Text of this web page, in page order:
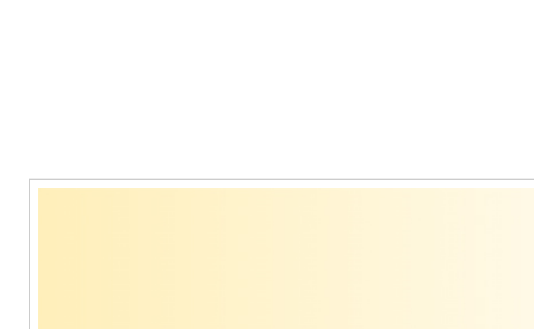
Содержимое